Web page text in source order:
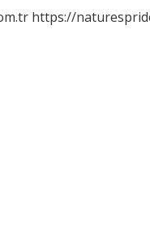
https://